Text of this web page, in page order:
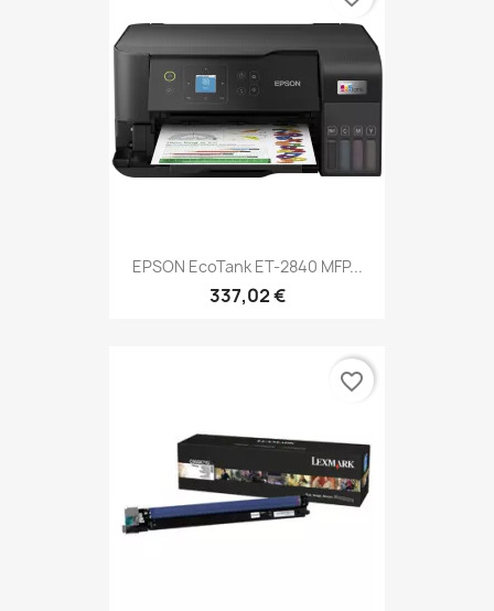
EPSON EcoTank ET-2840 MFP...
337,02 €
favorite_border